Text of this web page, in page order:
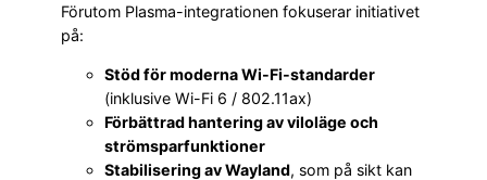
Förutom Plasma-integrationen fokuserar initiativet
på:
Stöd för moderna Wi-Fi-standarder
(inklusive Wi-Fi 6 / 802.11ax)
Förbättrad hantering av viloläge och
strömsparfunktioner
Stabilisering av Wayland, som på sikt kan